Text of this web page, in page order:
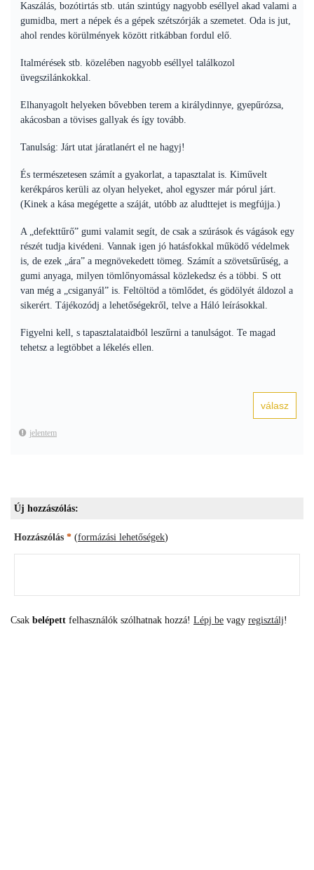
Kaszálás, bozótirtás stb. után szintúgy nagyobb eséllyel akad valami a
gumidba, mert a népek és a gépek szétszórják a szemetet. Oda is jut,
ahol rendes körülmények között ritkábban fordul elő.
Italmérések stb. közelében nagyobb eséllyel találkozol
üvegszilánkokkal.
Elhanyagolt helyeken bővebben terem a királydinnye, gyepűrózsa,
akácosban a tövises gallyak és így tovább.
Tanulság: Járt utat járatlanért el ne hagyj!
És természetesen számít a gyakorlat, a tapasztalat is. Kiművelt
kerékpáros kerüli az olyan helyeket, ahol egyszer már pórul járt.
(Kinek a kása megégette a száját, utóbb az aludttejet is megfújja.)
A „defekttűrő” gumi valamit segít, de csak a szúrások és vágások egy
részét tudja kivédeni. Vannak igen jó hatásfokkal működő védelmek
is, de ezek „ára” a megnövekedett tömeg. Számít a szövetsűrűség, a
gumi anyaga, milyen tömlőnyomással közlekedsz és a többi. S ott
van még a „csiganyál” is. Feltöltöd a tömlődet, és gödölyét áldozol a
sikerért. Tájékozódj a lehetőségekről, telve a Háló leírásokkal.
Figyelni kell, s tapasztalataidból leszűrni a tanulságot. Te magad
tehetsz a legtöbbet a lékelés ellen.
jelentem
Új hozzászólás:
Hozzászólás * (formázási lehetőségek)
Csak belépett felhasználók szólhatnak hozzá! Lépj be vagy regisztálj!